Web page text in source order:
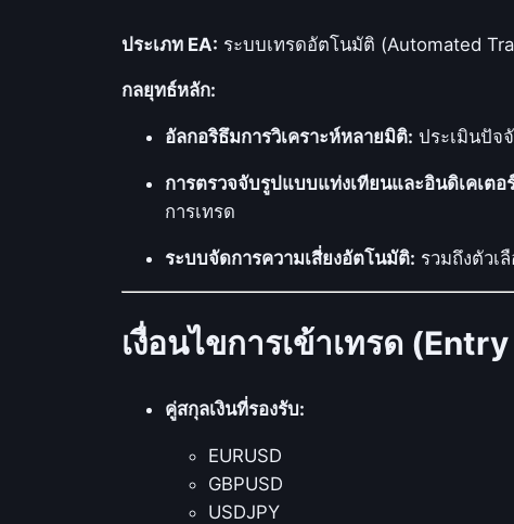
ประเภท EA: ระบบเทรดอัตโนมัติ (Automated
กลยุทธ์หลัก:
อัลกอริธึมการวิเคราะห์หลายมิติ: ประเมินปัจ
การตรวจจับรูปแบบแท่งเทียนและอินดิเคเตอ
การเทรด
ระบบจัดการความเสี่ยงอัตโนมัติ: รวมถึงตัวเ
เงื่อนไขการเข้าเทรด
คู่สกุลเงินที่รองรับ:
EURUSD
GBPUSD
USDJPY